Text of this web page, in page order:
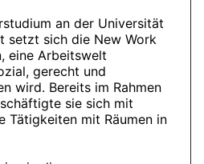
an der Universität
setzt sich die New Work
eine Arbeitswelt
gerecht und
wird. Bereits im Rahmen
sie sich mit
Tätigkeiten mit Räumen in